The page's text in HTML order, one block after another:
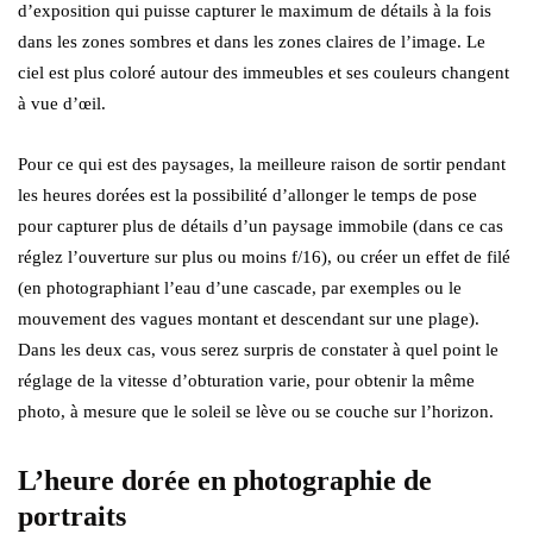
d’exposition qui puisse capturer le maximum de détails à la fois
dans les zones sombres et dans les zones claires de l’image. Le
ciel est plus coloré autour des immeubles et ses couleurs changent
à vue d’œil.
Pour ce qui est des paysages, la meilleure raison de sortir pendant
les heures dorées est la possibilité d’allonger le temps de pose
pour capturer plus de détails d’un paysage immobile (dans ce cas
réglez l’ouverture sur plus ou moins f/16), ou créer un effet de filé
(en photographiant l’eau d’une cascade, par exemples ou le
mouvement des vagues montant et descendant sur une plage).
Dans les deux cas, vous serez surpris de constater à quel point le
réglage de la vitesse d’obturation varie, pour obtenir la même
photo, à mesure que le soleil se lève ou se couche sur l’horizon.
L’heure dorée en photographie de
portraits